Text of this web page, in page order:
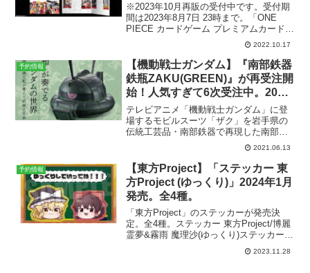
※2023年10月再販の受付中です。受付期
間は2023年8月7日 23時まで。「ONE
PIECE カードゲーム プレミアムカードコ
レクション 25周年エディション」が2023
年1月発売。プレミアムバンダイにて現在
予約受付中です。2,200...
2022.10.17
予約情報
【機動戦士ガンダム】『南部鉄器
鉄瓶ZAKU(GREEN)』が再受注開
始！人気すぎて6次受注中。2021
年11月発売分。
テレビアニメ「機動戦士ガンダム」に登
場するモビルスーツ「ザク」を岩手県の
伝統工芸品・南部鉄器で再現した南部鉄
器「鉄瓶ZAKU（GREEN）」が人気すぎ
て6次受注受付中。2021年11月発売分。5
月に予約を開始した時は即完売でした
が、こまめに...
2021.06.13
予約情報
【東方Project】「ステッカー 東
方Project (ゆっくり)」2024年1月
発売。全4種。
「東方Project」のステッカーが発売決
定。全4種。ステッカー 東方Project/博麗
霊夢&霧雨 魔理沙(ゆっくり)ステッカー
東方Project/魂魄 妖夢&十六夜 咲夜(ゆっ
くり)ステッカー 東方Project/レミリア・
2023.11.28